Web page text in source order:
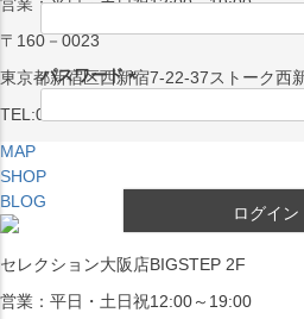
〒160－0023
東京都新宿区西新宿7-22-37ストーク西
TEL:03-5338-7231
MAP
SHOP
BLOG
セレクション大阪店BIGSTEP 2F
営業：平日・土日祝12:00～19:00
須
)
パスワード
ログイン